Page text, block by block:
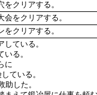
をクリアする。
会をクリアする。
をクリアする。
している。
いる。
に
ている。
助した。